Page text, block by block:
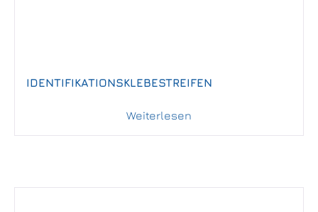
IDENTIFIKATIONSKLEBESTREIFEN
Weiterlesen